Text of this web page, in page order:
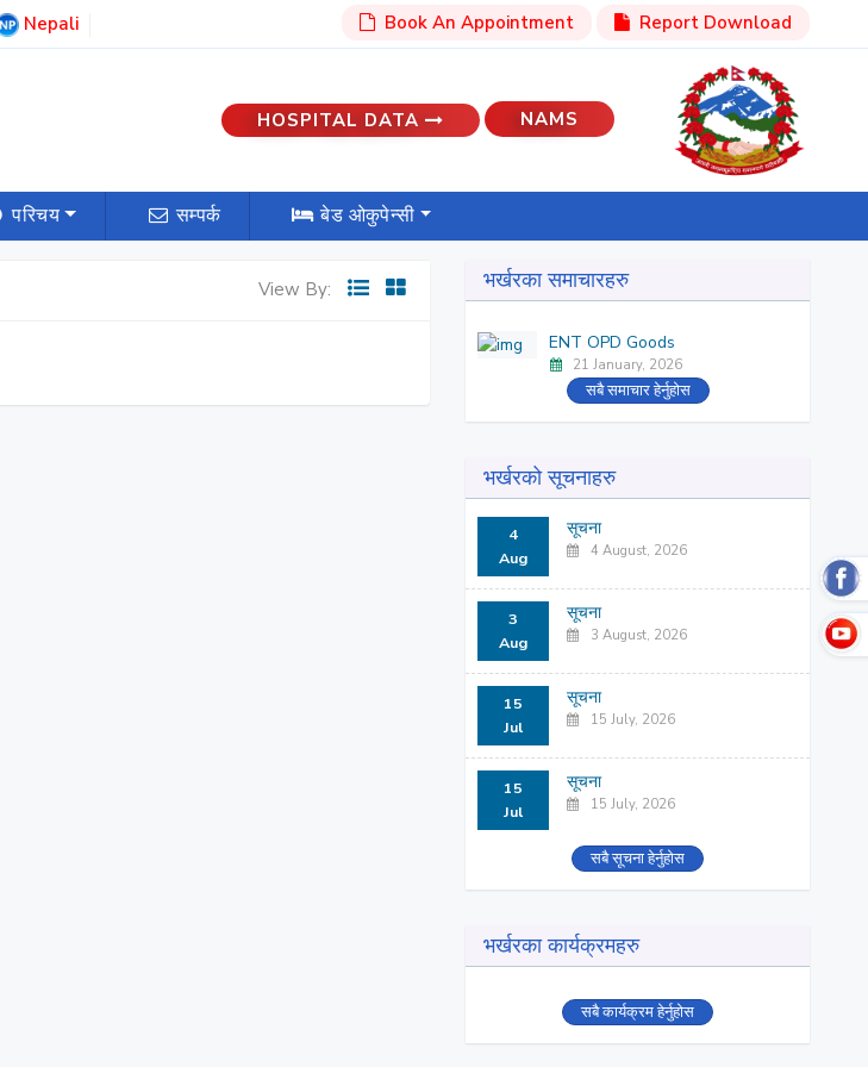
Nepali Book An Appointment Report Download
HOSPITAL DATA NAMS
परिचय सम्पर्क बेड ओकुपेन्सी
View By: भर्खरका समाचारहरु
ENT OPD Goods
21 January, 2026
सबै समाचार हेर्नुहोस
भर्खरको सूचनाहरु
4
Aug
सूचना
4 August, 2026
3
Aug
सूचना
3 August, 2026
15
Jul
सूचना
15 July, 2026
15
Jul
सूचना
15 July, 2026
सबै सूचना हेर्नुहोस
भर्खरका कार्यक्रमहरु
सबै कार्यक्रम हेर्नुहोस